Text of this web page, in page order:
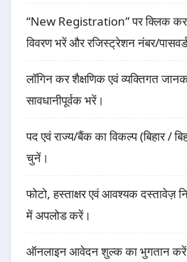
“New Registration” पर क्लिक कर
विवरण भरें और रजिस्ट्रेशन नंबर/
लॉगिन कर शैक्षणिक एवं व्यक्तिगत
सावधानीपूर्वक भरें।
पद एवं राज्य/बैंक का विकल्प (बिहार /
चुनें।
फोटो, हस्ताक्षर एवं आवश्यक दस्तावेज़
में अपलोड करें।
ऑनलाइन आवेदन शुल्क का भुगतान